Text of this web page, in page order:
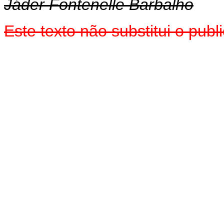
Jáder Fontenelle Barbalho
Este texto não substitui o